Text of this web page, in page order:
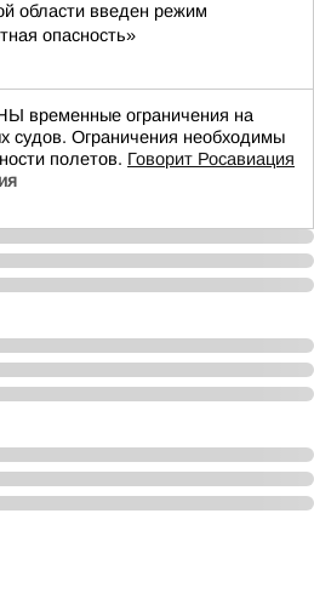
области введен режим
опасность»
временные ограничения на
судов. Ограничения необходимы
полетов. Говорит Росавиация